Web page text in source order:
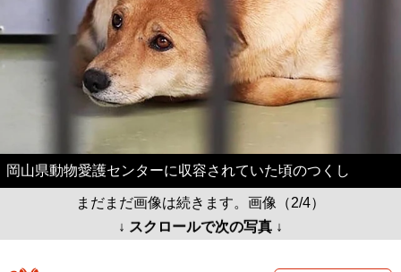
岡山県動物愛護センターに収容されていた頃のつくし
まだまだ画像は続きます。画像（2/4）
↓ スクロールで次の写真 ↓